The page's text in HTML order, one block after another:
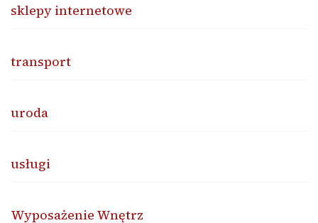
sklepy internetowe
transport
uroda
usługi
Wyposażenie Wnętrz